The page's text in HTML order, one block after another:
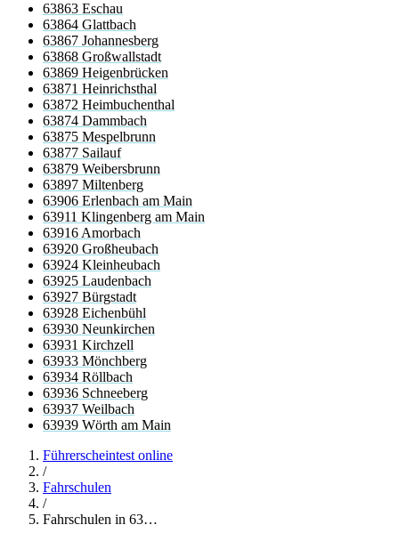
63863 Eschau
63864 Glattbach
63867 Johannesberg
63868 Großwallstadt
63869 Heigenbrücken
63871 Heinrichsthal
63872 Heimbuchenthal
63874 Dammbach
63875 Mespelbrunn
63877 Sailauf
63879 Weibersbrunn
63897 Miltenberg
63906 Erlenbach am Main
63911 Klingenberg am Main
63916 Amorbach
63920 Großheubach
63924 Kleinheubach
63925 Laudenbach
63927 Bürgstadt
63928 Eichenbühl
63930 Neunkirchen
63931 Kirchzell
63933 Mönchberg
63934 Röllbach
63936 Schneeberg
63937 Weilbach
63939 Wörth am Main
Führerscheintest online
/
Fahrschulen
/
Fahrschulen in 63…